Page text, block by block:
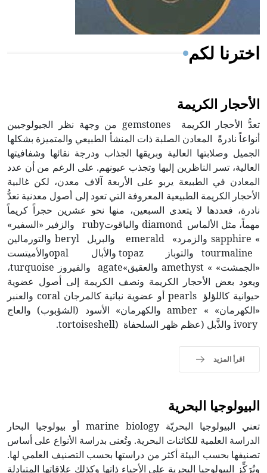
اخترنا لكم
الأحجار الكريمة
تعدُّ الأحجار الكريمة gemstones من وجهة نظر الجيولوجيين
أنواعاً نادرةً المعادن الصلبة ذات المنشأ الطبيعي والمتميزة بشكلها
الجميل وصلابتها العالية وبريقها الجذاب ودرجة نقائها وشفافيتها
العالية، تسر الناظرين إليها وتجذب عيونهم. على الرغم من أن عدد
المعادن في الطبيعة يربو على الأربعة آلاف معدن، لكن غالبية
الأحجار الكريمة الطبيعية المعروفة التي تعود إلى أصول معدنية تعدُّ
نادرة، فعددها لا يتعدى السبعين، منها نحو عشرين حجراً كريماً
مهماً، مثل الألماس diamond والياقوتruby والزفير «السفير»
» sapphire والزمرد» emerald والبريل beryl والتورمالين
tourmaline والتوباز topaz والأبال opalوالأميتست
«الجمشت» » amethyst والعقيق»agate والفيروز turquoise،
ويعود بعض الأحجار الكريمة ونصف الكريمة إلى أصول عضوية
حيوانية كاللؤلؤ pearls أو عضوية نباتية كالمرجان coral والعنبر
«الكهرمان» » amber والكهرمان» الأسود (الشؤبوب) والعاج
اقرأ المزيد
البيولوجيا البحرية
تعني البيولوجيا البحريّة marine biology أو بيولوجيا البحار
الدراسة العلمية للكائنات البحرية. وتُعنى بدراسة الأنواع على أساس
تصنيفها بحسب البيئة أكثر من دراستها بحسب التصنيف العلمي لها.
وتُرَكِّز البيولوجيا البحرية على الأحياء ذاتها وكذلك علاقاتها المتبادلة